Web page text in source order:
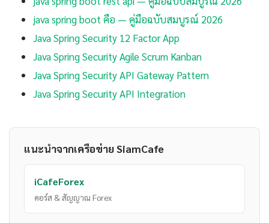
java spring boot คือ — คู่มือฉบับสมบูรณ์ 2026
Java Spring Security 12 Factor App
Java Spring Security Agile Scrum Kanban
Java Spring Security API Gateway Pattern
Java Spring Security API Integration
แนะนำจากเครือข่าย SiamCafe
iCafeForex
คอร์ส & สัญญาณ Forex